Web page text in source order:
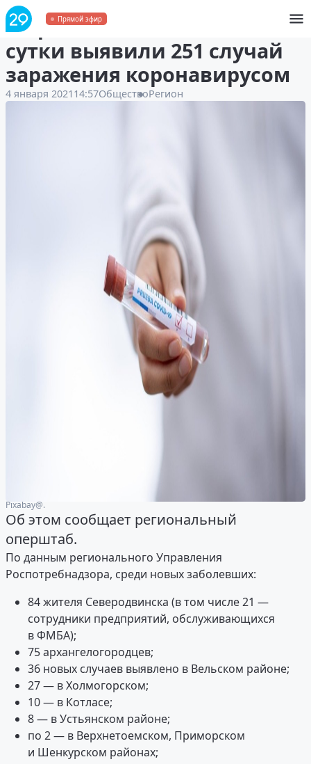
Прямой эфир
В Архангельской области за
сутки выявили 251 случай
заражения коронавирусом
4 января 2021 14:57ОбществоРегион
Рixabay@.
Об этом сообщает региональный
оперштаб.
По данным регионального Управления
Роспотребнадзора, среди новых заболевших:
84 жителя Северодвинска (в том числе 21 —
сотрудники предприятий, обслуживающихся
в ФМБА);
75 архангелогородцев;
36 новых случаев выявлено в Вельском районе;
27 — в Холмогорском;
10 — в Котласе;
8 — в Устьянском районе;
по 2 — в Верхнетоемском, Приморском
и Шенкурском районах;